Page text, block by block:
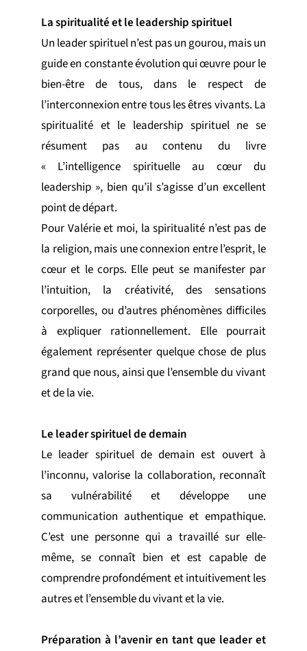
La spiritualité et le leadership spirituel
Un leader spirituel n’est pas un gourou, mais un
guide en constante évolution qui œuvre pour le
bien-être de tous, dans le respect de
l’interconnexion entre tous les êtres vivants. La
spiritualité et le leadership spirituel ne se
résument pas au contenu du livre
« L’intelligence spirituelle au cœur du
leadership », bien qu’il s’agisse d’un excellent
point de départ.
Pour Valérie et moi, la spiritualité n’est pas de
la religion, mais une connexion entre l’esprit, le
cœur et le corps. Elle peut se manifester par
l’intuition, la créativité, des sensations
corporelles, ou d’autres phénomènes difficiles
à expliquer rationnellement. Elle pourrait
également représenter quelque chose de plus
grand que nous, ainsi que l’ensemble du vivant
et de la vie.
Le leader spirituel de demain
Le leader spirituel de demain est ouvert à
l’inconnu, valorise la collaboration, reconnaît
sa vulnérabilité et développe une
communication authentique et empathique.
C’est une personne qui a travaillé sur elle-
même, se connaît bien et est capable de
comprendre profondément et intuitivement les
autres et l’ensemble du vivant et la vie.
Préparation à l’avenir en tant que leader et